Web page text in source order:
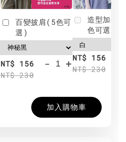
百變披肩(5色可
選)
NT$ 156
NT$ 230
- +
造型加分
色可選)
NT$ 156
NT$ 230
加入購物車